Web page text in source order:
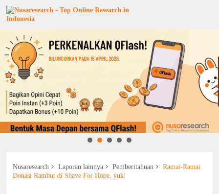
Nusaresearch Laporan lainnya Pemberitahuan
Ramai-Ramai
Donasi Rambut di Shave For Hope, yuk!